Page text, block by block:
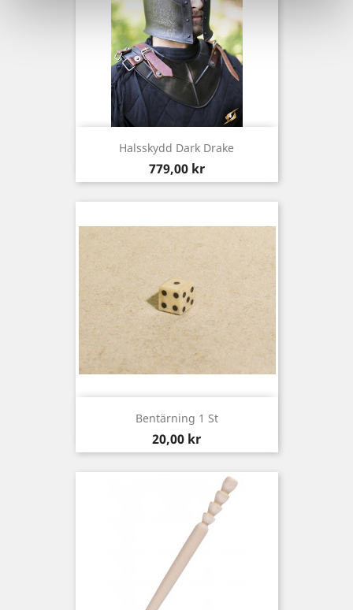
Halsskydd Dark Drake
Pris
779,00 kr
Bentärning 1 St
Pris
20,00 kr